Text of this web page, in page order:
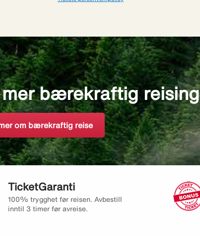
mer bærekraftig reising
om bærekraftig reise
TicketGaranti
100% trygghet før reisen. Avbestill
inntil 3 timer før avreise.